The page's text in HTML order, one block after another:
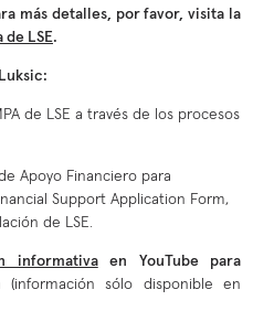
más detalles, por favor, visita la
LSE.
de LSE a través de los procesos
Apoyo Financiero para
Support Application Form,
de LSE.
informativaen YouTube para
(información sólo disponible en